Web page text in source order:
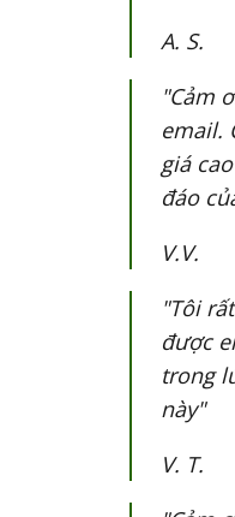
A. S.
"Cảm
email.
giá
đáo
V.V.
"Tôi
được
trong
này"
V. T.